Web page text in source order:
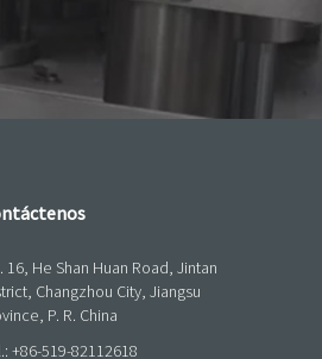
16, He Shan Huan Road, Jintan
Changzhou City, Jiangsu
P. R. China
+86-519-82112618